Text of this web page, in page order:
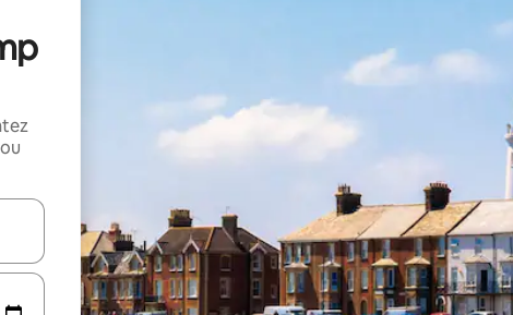
vers le haut et vers le bas pour les parcourir ou en appuyant et en